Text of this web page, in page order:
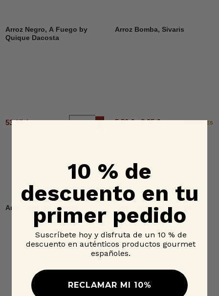
Arroz Negro, A Fuego by
Quique Dacosta
53,95 €
Arroz Bomba, Sivaris
5,50 € - 8,25 € 2 OPCIONES
Arroz Albufera, Sivaris Arroz Redondo, Sivaris
10 % de
descuento en tu
primer pedido
Suscríbete hoy y disfruta de un 10 % de
descuento en auténticos productos gourmet
españoles.
RECLAMAR MI 10%